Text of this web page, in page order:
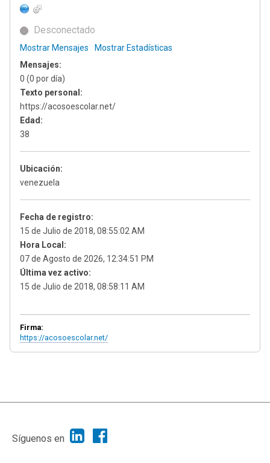
Desconectado
Mostrar Mensajes
Mostrar Estadísticas
Mensajes:
0 (0 por día)
Texto personal:
https://acosoescolar.net/
Edad:
38
Ubicación:
venezuela
Fecha de registro:
15 de Julio de 2018, 08:55:02 AM
Hora Local:
07 de Agosto de 2026, 12:34:51 PM
Última vez activo:
15 de Julio de 2018, 08:58:11 AM
Firma:
https://acosoescolar.net/
|
Síguenos en